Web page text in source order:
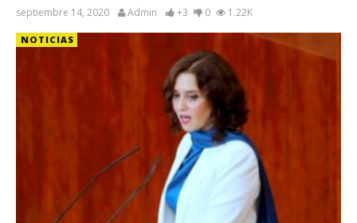
septiembre 14, 2020 Admin +3 0 1.22K
NOTICIAS